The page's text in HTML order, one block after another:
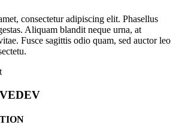
consectetur adipiscing elit. Phasellus
Aliquam blandit neque urna, at
Fusce sagittis odio quam, sed auctor leo